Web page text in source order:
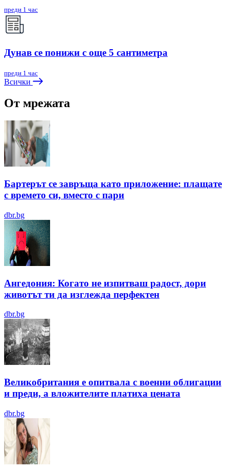
преди 1 час
Дунав се понижи с още 5 сантиметра
преди 1 час
Всички
От мрежата
Бартерът се завръща като приложение: плащате
с времето си, вместо с пари
dbr.bg
Ангедония: Когато не изпитваш радост, дори
животът ти да изглежда перфектен
dbr.bg
Великобритания е опитвала с военни облигации
и преди, а вложителите платиха цената
dbr.bg